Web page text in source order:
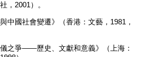
， 2001）。
中國社會變遷》（香港：文藝， 1981 ，
之爭——歷史、文獻和意義》（上海：